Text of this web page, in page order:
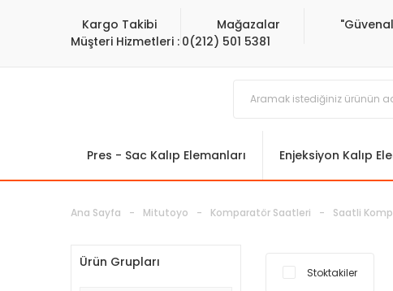
Kargo Takibi Mağazalar
Müşteri Hizmetleri : 0(212) 501 5381
Pres - Sac Kalıp Elemanları Enjeksiyon Kalıp
Ana Sayfa Mitutoyo Komparatör Saatleri Saatli
Ürün Grupları
Stoktakiler